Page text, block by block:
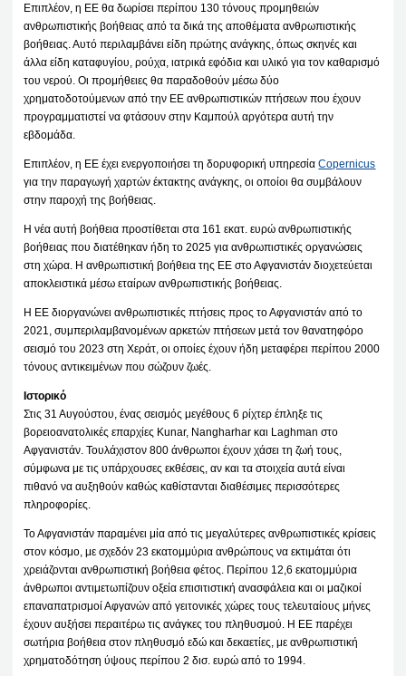
Επιπλέον, η ΕΕ θα δωρίσει περίπου 130 τόνους προμηθειών
ανθρωπιστικής βοήθειας από τα δικά της αποθέματα ανθρωπιστικής
βοήθειας. Αυτό περιλαμβάνει είδη πρώτης ανάγκης, όπως σκηνές και
άλλα είδη καταφυγίου, ρούχα, ιατρικά εφόδια και υλικό για τον καθαρισμό
του νερού. Οι προμήθειες θα παραδοθούν μέσω δύο
χρηματοδοτούμενων από την ΕΕ ανθρωπιστικών πτήσεων που έχουν
προγραμματιστεί να φτάσουν στην Καμπούλ αργότερα αυτή την
εβδομάδα.
Επιπλέον, η ΕΕ έχει ενεργοποιήσει τη δορυφορική υπηρεσίαCopernicus
για την παραγωγή χαρτών έκτακτης ανάγκης, οι οποίοι θα συμβάλουν
στην παροχή της βοήθειας.
Η νέα αυτή βοήθεια προστίθεται στα 161 εκατ. ευρώ ανθρωπιστικής
βοήθειας που διατέθηκαν ήδη το 2025 για ανθρωπιστικές οργανώσεις
στη χώρα. Η ανθρωπιστική βοήθεια της ΕΕ στο Αφγανιστάν διοχετεύεται
αποκλειστικά μέσω εταίρων ανθρωπιστικής βοήθειας.
Η ΕΕ διοργανώνει ανθρωπιστικές πτήσεις προς το Αφγανιστάν από το
2021, συμπεριλαμβανομένων αρκετών πτήσεων μετά τον θανατηφόρο
σεισμό του 2023 στη Χεράτ, οι οποίες έχουν ήδη μεταφέρει περίπου 2000
τόνους αντικειμένων που σώζουν ζωές.
Ιστορικό
Στις 31 Αυγούστου, ένας σεισμός μεγέθους 6 ρίχτερ έπληξε τις
βορειοανατολικές επαρχίες Kunar, Nangharhar και Laghman στο
Αφγανιστάν. Τουλάχιστον 800 άνθρωποι έχουν χάσει τη ζωή τους,
σύμφωνα με τις υπάρχουσες εκθέσεις, αν και τα στοιχεία αυτά είναι
πιθανό να αυξηθούν καθώς καθίστανται διαθέσιμες περισσότερες
πληροφορίες.
Το Αφγανιστάν παραμένει μία από τις μεγαλύτερες ανθρωπιστικές κρίσεις
στον κόσμο, με σχεδόν 23 εκατομμύρια ανθρώπους να εκτιμάται ότι
χρειάζονται ανθρωπιστική βοήθεια φέτος. Περίπου 12,6 εκατομμύρια
άνθρωποι αντιμετωπίζουν οξεία επισιτιστική ανασφάλεια και οι μαζικοί
επαναπατρισμοί Αφγανών από γειτονικές χώρες τους τελευταίους μήνες
έχουν αυξήσει περαιτέρω τις ανάγκες του πληθυσμού. Η ΕΕ παρέχει
σωτήρια βοήθεια στον πληθυσμό εδώ και δεκαετίες, με ανθρωπιστική
χρηματοδότηση ύψους περίπου 2 δισ. ευρώ από το 1994.